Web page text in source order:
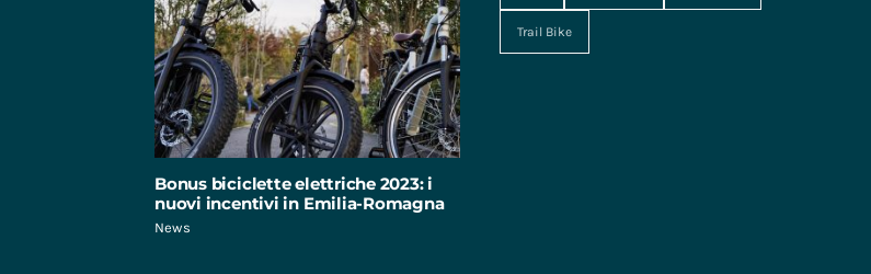
Bonus biciclette elettriche 2023: i
nuovi incentivi in Emilia-Romagna
News
Trail Bike